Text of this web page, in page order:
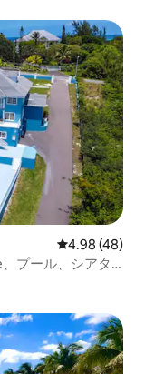
レビュー48
4.98 (48)
プール、シアタ